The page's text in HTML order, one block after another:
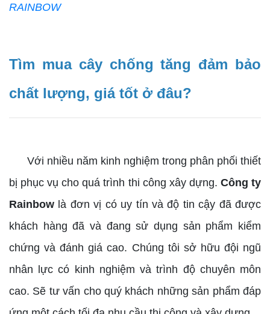
RAINBOW
Tìm mua cây chống tăng đảm bảo
chất lượng, giá tốt ở đâu?
Với nhiều năm kinh nghiệm trong phân phối thiết
bị phục vụ cho quá trình thi công xây dựng. Công ty
Rainbow là đơn vị có uy tín và độ tin cậy đã được
khách hàng đã và đang sử dụng sản phẩm kiểm
chứng và đánh giá cao. Chúng tôi sở hữu đội ngũ
nhân lực có kinh nghiệm và trình độ chuyên môn
cao. Sẽ tư vấn cho quý khách những sản phẩm đáp